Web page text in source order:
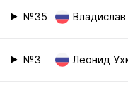
№35
№3 Леонид